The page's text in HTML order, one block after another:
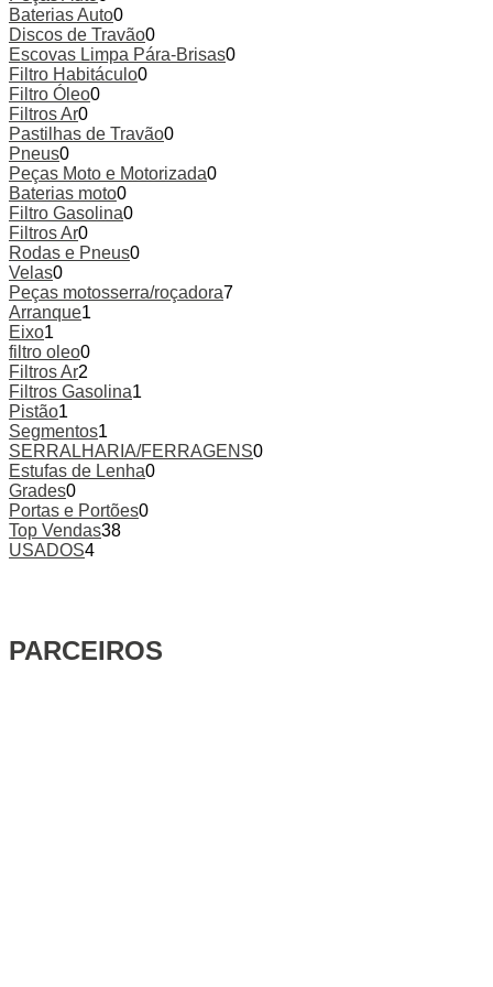
Baterias Auto0
Discos de Travão0
Escovas Limpa Pára-Brisas0
Filtro Habitáculo0
Filtro Óleo0
Filtros Ar0
Pastilhas de Travão0
Pneus0
Peças Moto e Motorizada0
Baterias moto0
Filtro Gasolina0
Filtros Ar0
Rodas e Pneus0
Velas0
Peças motosserra/roçadora7
Arranque1
Eixo1
filtro oleo0
Filtros Ar2
Filtros Gasolina1
Pistão1
Segmentos1
SERRALHARIA/FERRAGENS0
Estufas de Lenha0
Grades0
Portas e Portões0
Top Vendas38
USADOS4
PARCEIROS